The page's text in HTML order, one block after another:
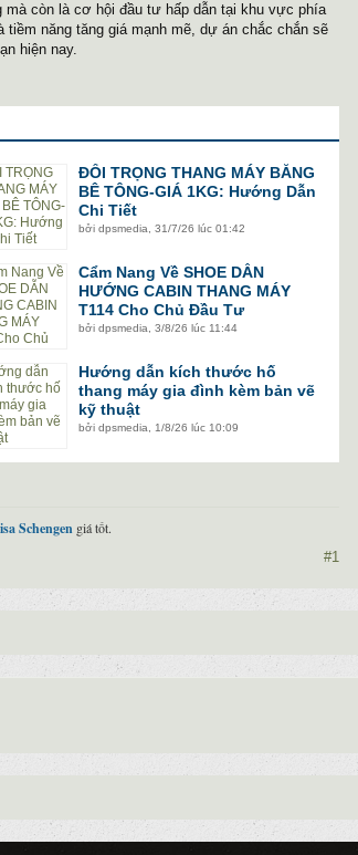
còn là cơ hội đầu tư hấp dẫn tại khu vực phía
năng tăng giá mạnh mẽ, dự án chắc chắn sẽ
hiện nay.
ĐỐI TRỌNG THANG MÁY BẰNG
BÊ TÔNG-GIÁ 1KG: Hướng Dẫn
Chi Tiết
bởi dpsmedia 31/7/26 lúc 01:42
Cẩm Nang Về SHOE DẪN
HƯỚNG CABIN THANG MÁY
T114 Cho Chủ Đầu Tư
bởi dpsmedia 3/8/26 lúc 11:44
Hướng dẫn kích thước hố
thang máy gia đình kèm bản vẽ
kỹ thuật
bởi dpsmedia 1/8/26 lúc 10:09
Schengen giá tốt.
#1